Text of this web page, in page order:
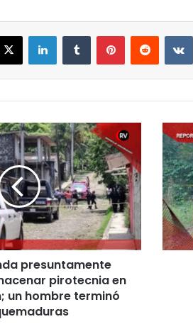
X LinkedInTumblr PinterestReddit
presuntamente
pirotecnia en
un hombre terminó
Terror
en
del
Café:
sin
vida
a